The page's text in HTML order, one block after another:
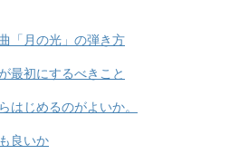
「月の光」の弾き方
最初にするべきこと
はじめるのがよいか。
良いか